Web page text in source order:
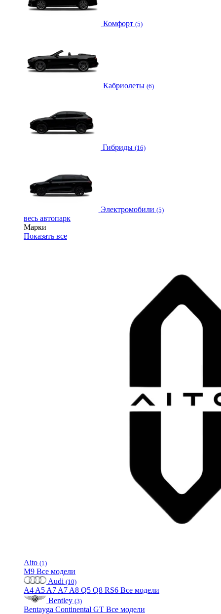
Комфорт (5)
Кабриолеты (6)
Гибриды (16)
Электромобили (5)
весь автопарк
Марки
Показать все
Aito (1)
M9 Все модели
Audi (10)
A4 A5 A7 A7 A8 Q5 Q8 RS6 Все модели
Bentley (3)
Bentayga Continental GT Все модели